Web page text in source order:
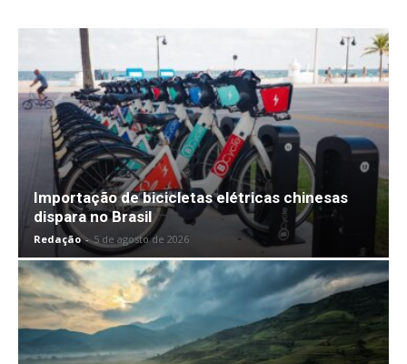
Importação de bicicletas elétricas chinesas
dispara no Brasil
Redação - 5 de agosto de 2026